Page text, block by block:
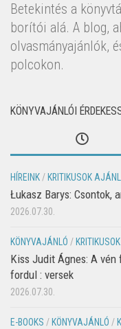
Betekintés a
borítói alá. A blog,
olvasmányajánlók,
polcokon.
KÖNYVAJÁNLÓI
HÍREINK/ KRITIKUSOK
Łukasz Barys: Csontok,
2026.07.30.
KÖNYVAJÁNLÓ /
Kiss Judit Ágnes: A
fordul : versek
2026.07.30.
E-BOOKS / KÖNYVAJÁNLÓ /